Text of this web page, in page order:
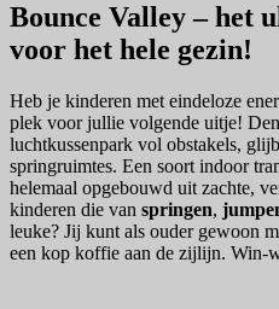
Bounce Valley – het
voor het hele gezin!
Heb je kinderen met eindeloze
plek voor jullie volgende uitje!
luchtkussenpark vol obstakels,
springruimtes. Een soort indoor
helemaal opgebouwd uit zachte,
kinderen die van springen,
leuke? Jij kunt als ouder gewoon
een kop koffie aan de zijlijn. Win-